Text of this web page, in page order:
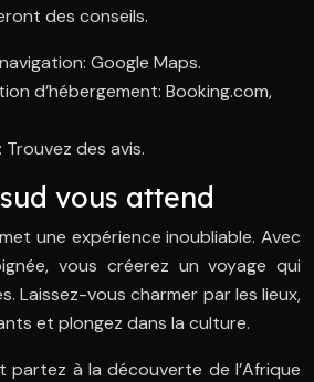
des conseils.
Google Maps.
d’hébergement: Booking.com,
des avis.
vous attend
une expérience inoubliable. Avec
vous créerez un voyage qui
Laissez-vous charmer par les lieux,
et plongez dans la culture.
partez à la découverte de l’Afrique